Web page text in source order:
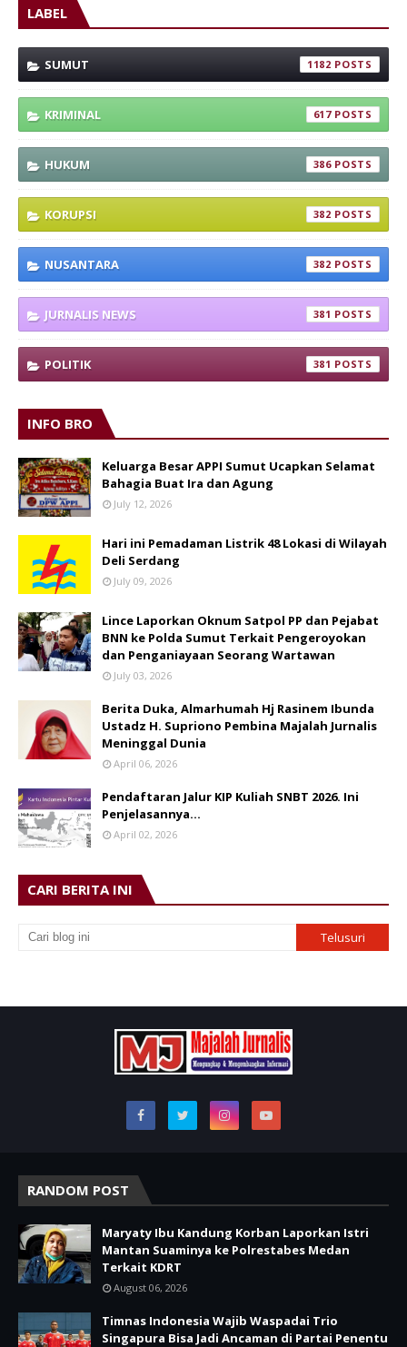
LABEL
SUMUT 1182
KRIMINAL 617
HUKUM 386
KORUPSI 382
NUSANTARA 382
JURNALIS NEWS 381
POLITIK 381
INFO BRO
Keluarga Besar APPI Sumut Ucapkan Selamat
Bahagia Buat Ira dan Agung
July 12, 2026
Hari ini Pemadaman Listrik 48 Lokasi di Wilayah
Deli Serdang
July 09, 2026
Lince Laporkan Oknum Satpol PP dan Pejabat
BNN ke Polda Sumut Terkait Pengeroyokan
dan Penganiayaan Seorang Wartawan
July 03, 2026
Berita Duka, Almarhumah Hj Rasinem Ibunda
Ustadz H. Supriono Pembina Majalah Jurnalis
Meninggal Dunia
April 06, 2026
Pendaftaran Jalur KIP Kuliah SNBT 2026. Ini
Penjelasannya…
April 02, 2026
CARI BERITA INI
RANDOM POST
Maryaty Ibu Kandung Korban Laporkan Istri
Mantan Suaminya ke Polrestabes Medan
Terkait KDRT
August 06, 2026
Timnas Indonesia Wajib Waspadai Trio
Singapura Bisa Jadi Ancaman di Partai Penentu